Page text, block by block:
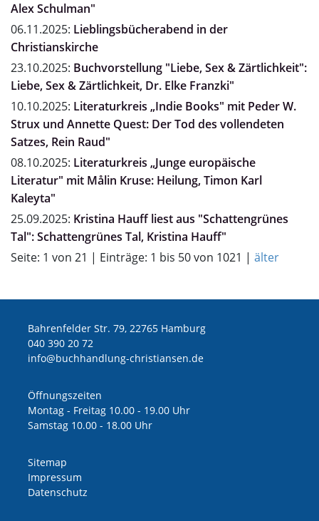
Alex Schulman"
06.11.2025: Lieblingsbücherabend in der
Christianskirche
23.10.2025: Buchvorstellung "Liebe, Sex & Zärtlichkeit":
Liebe, Sex & Zärtlichkeit, Dr. Elke Franzki"
10.10.2025: Literaturkreis „Indie Books" mit Peder W.
Strux und Annette Quest: Der Tod des vollendeten
Satzes, Rein Raud"
08.10.2025: Literaturkreis „Junge europäische
Literatur" mit Målin Kruse: Heilung, Timon Karl
Kaleyta"
25.09.2025: Kristina Hauff liest aus "Schattengrünes
Tal": Schattengrünes Tal, Kristina Hauff"
Seite: 1 von 21 | Einträge: 1 bis 50 von 1021 | älter
Bahrenfelder Str. 79, 22765 Hamburg
040 390 20 72
ed.nesnaitsirhc-gnuldnahhcub@ofni
Öffnungszeiten
Montag - Freitag 10.00 - 19.00 Uhr
Samstag 10.00 - 18.00 Uhr
Sitemap
Impressum
Datenschutz